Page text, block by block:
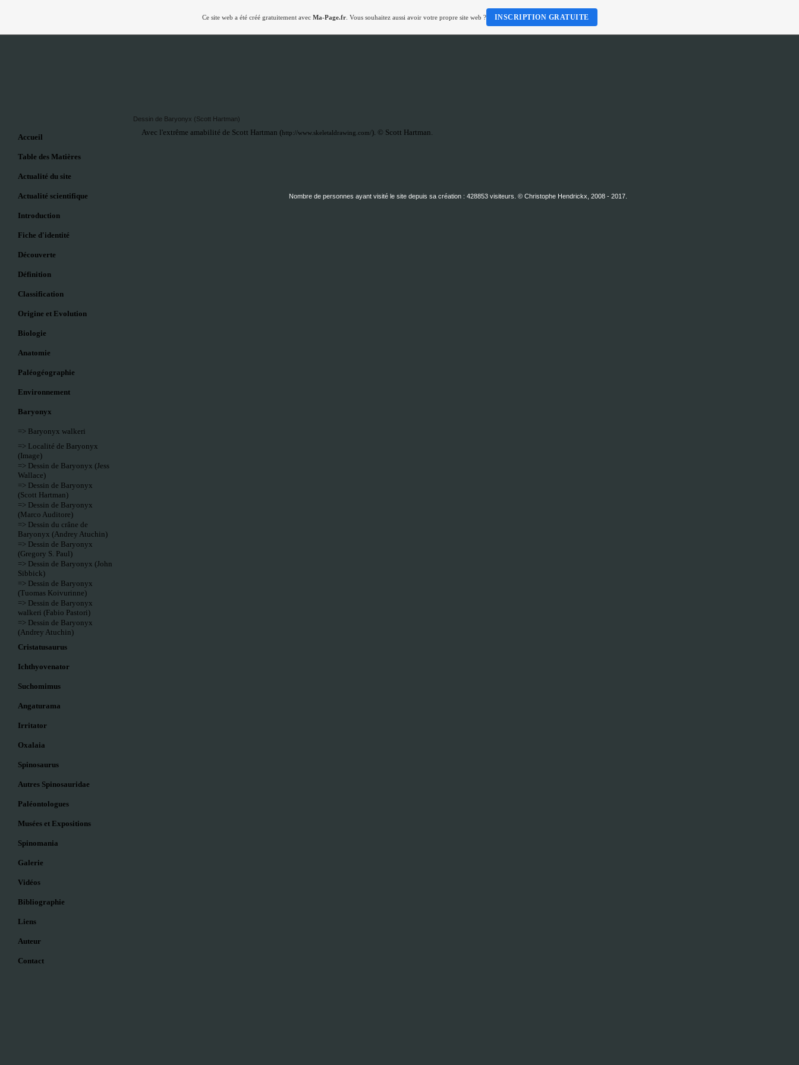
Accueil
Table des Matières
Actualité du site
Actualité scientifique
Introduction
Fiche d'identité
Découverte
Définition
Classification
Origine et Evolution
Biologie
Anatomie
Paléogéographie
Environnement
Baryonyx
=> Baryonyx walkeri
=> Localité de Baryonyx
(Image)
=> Dessin de Baryonyx (Jess
Wallace)
=> Dessin de Baryonyx
(Scott Hartman)
=> Dessin de Baryonyx
(Marco Auditore)
=> Dessin du crâne de
Baryonyx (Andrey Atuchin)
=> Dessin de Baryonyx
(Gregory S. Paul)
=> Dessin de Baryonyx (John
Sibbick)
=> Dessin de Baryonyx
(Tuomas Koivurinne)
=> Dessin de Baryonyx
walkeri (Fabio Pastori)
=> Dessin de Baryonyx
(Andrey Atuchin)
Cristatusaurus
Ichthyovenator
Suchomimus
Angaturama
Irritator
Oxalaia
Spinosaurus
Autres Spinosauridae
Paléontologues
Musées et Expositions
Spinomania
Galerie
Vidéos
Bibliographie
Liens
Auteur
Contact
Dessin de Baryonyx (Scott Hartman)
Avec l'extrême amabilité de Scott Hartman (http://www.skeletaldrawing.com/). © Scott Hartman.
Nombre de personnes ayant visité le site depuis sa création : 428853 visiteurs. © Christophe Hendrickx, 2008 - 2017.
Ce site web a été créé gratuitement avec Ma-Page.fr. Vous souhaitez aussi avoir votre propre site web ? INSCRIPTION GRATUITE